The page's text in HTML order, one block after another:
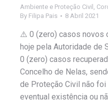
Ambiente e Proteção Civil
By Filipa Pais 8 Abril 2021
⚠️ 0 (zero) casos novos
hoje pela Autoridade
0 (zero) casos
Concelho de Nelas,
de Proteção Civil não
eventual existência ou